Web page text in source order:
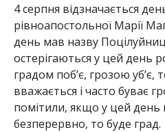
4 серпня відзначається
рівноапостольної Марії
день мав назву
остерігаються у цей день
градом поб’є, грозою
вважається і часто буває
помітили, якщо у цей день
безперервно, то буде град.